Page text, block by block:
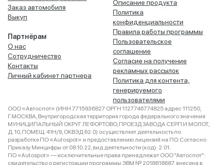
Заказ автомобиля
Выкуп
Партнёрам
О нас
Сотрудничество
Контакты
Личный кабинет партнера
Описание продукта
Политика
конфиденциальности
Правила работы программы
Пользовательское
соглашение
Согласие на получение
рекламных рассылок
Политика для контента,
генерируемого
пользователями
ООО «Автоспот» (ИНН 7715936827 ОРГН 1127746774825 адрес 111250,
Г.МОСКВА, Внутригородская территория города федерального значения
МУНИЦИПАЛЬНЫЙ ОКРУГ ЛЕФОРТОВО, ПРОЕЗД ЗАВОДА СЕРП И МОЛОТ,
Д. 10, ПОМЕЩ. 41Н/9, ОКВЭД 62.0) осуществляет деятельность по
разработке ПО «Autospot» и предоставлению лицензий на ПО. Согласно
Приказу Минцифры от 08.10.22, вид деятельности (код): 2.01.
ПО «Autospot» — исключительные права принадлежат ООО "Автоспот":
свидетельство о регистрации программы ЭВМ № 2018618687, внесена в